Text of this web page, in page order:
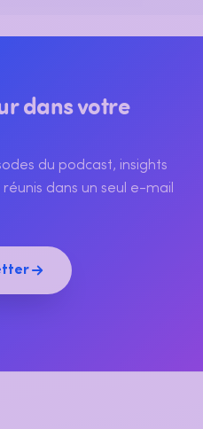
dans votre
du podcast, insights
dans un seul e-mail